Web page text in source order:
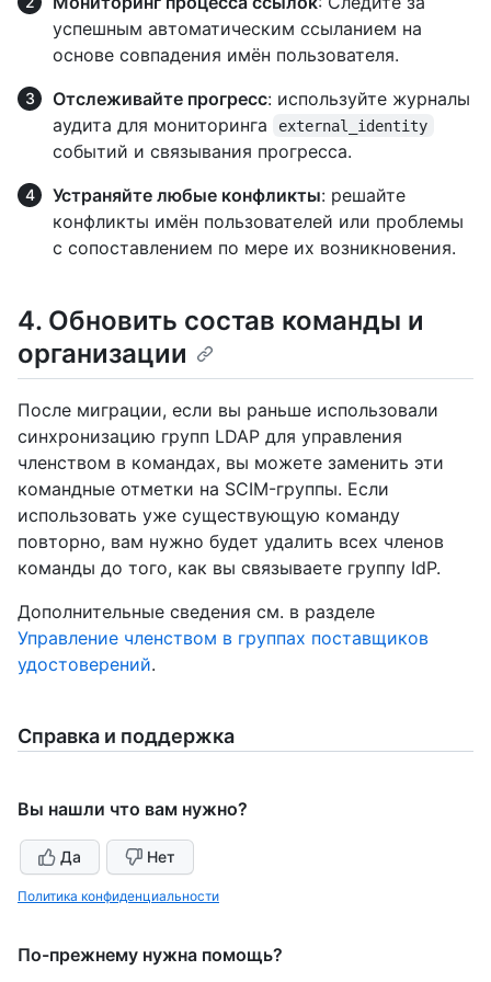
успешным автоматическим ссыланием на
основе совпадения имён пользователя.
Отслеживайте прогресс: используйте журналы
аудита для мониторинга
external_identity
событий и связывания прогресса.
Устраняйте любые конфликты: решайте
конфликты имён пользователей или проблемы
с сопоставлением по мере их возникновения.
4. Обновить состав команды и
организации
После миграции, если вы раньше использовали
синхронизацию групп LDAP для управления
членством в командах, вы можете заменить эти
командные отметки на SCIM-группы. Если
использовать уже существующую команду
повторно, вам нужно будет удалить всех членов
команды до того, как вы связываете группу IdP.
Дополнительные сведения см. в разделе
Управление членством в группах поставщиков
удостоверений.
Справка и поддержка
Вы нашли что вам нужно?
Да Нет
Политика конфиденциальности
По-прежнему нужна помощь?